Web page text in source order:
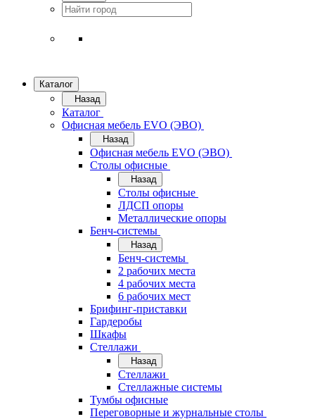
Каталог
Назад
Каталог
Офисная мебель EVO (ЭВО)
Назад
Офисная мебель EVO (ЭВО)
Cтолы офисные
Назад
Cтолы офисные
ЛДСП опоры
Металлические опоры
Бенч-системы
Назад
Бенч-системы
2 рабочих места
4 рабочих места
6 рабочих мест
Брифинг-приставки
Гардеробы
Шкафы
Стеллажи
Назад
Стеллажи
Стеллажные системы
Тумбы офисные
Переговорные и журнальные столы